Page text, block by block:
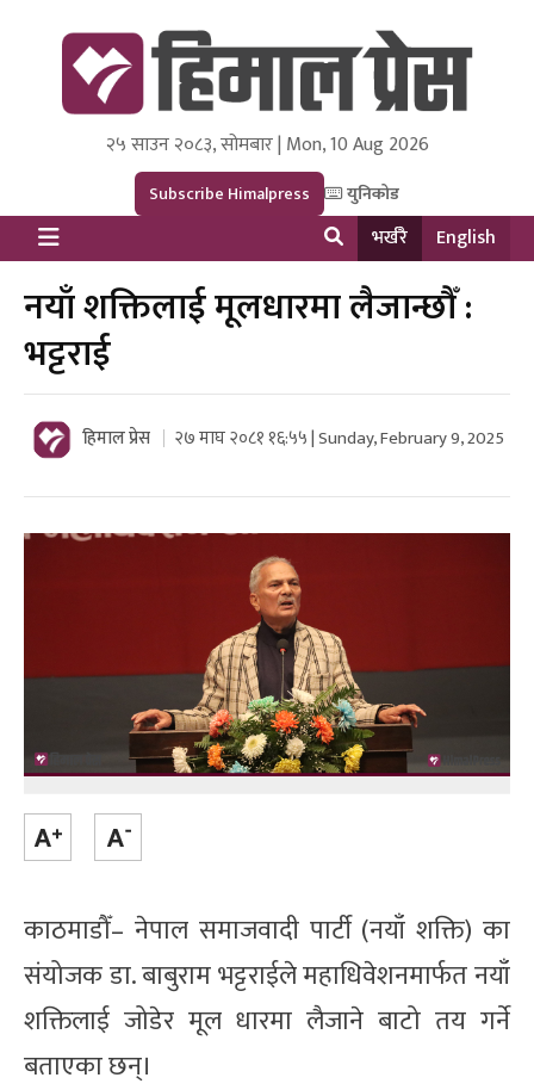
Himal Press
Dot NewsyNepal Media and Research Pvt Ltd.
२५ साउन २०८३, सोमबार | Mon, 10 Aug 2026
Subscribe Himalpress युनिकोड
भर्खरै English
नयाँ शक्तिलाई मूलधारमा लैजान्छौँ :
भट्टराई
हिमाल प्रेस २७ माघ २०८१ १६:५५ | Sunday, February 9, 2025
काठमाडौँ– नेपाल समाजवादी पार्टी (नयाँ शक्ति) का
संयोजक डा. बाबुराम भट्टराईले महाधिवेशनमार्फत नयाँ
शक्तिलाई जोडेर मूल धारमा लैजाने बाटो तय गर्ने
बताएका छन्।